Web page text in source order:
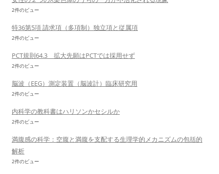
2件のビュー
特36第5項 請求項（多項制）独立項と従属項
2件のビュー
PCT規則64.3 拡大先願はPCTでは採用せず
2件のビュー
脳波（EEG）測定装置（脳波計）臨床研究用
2件のビュー
内科学の教科書はハリソンかセシルか
2件のビュー
満腹感の科学：空腹と満腹を支配する生理学的メカニズムの包括的
解析
2件のビュー